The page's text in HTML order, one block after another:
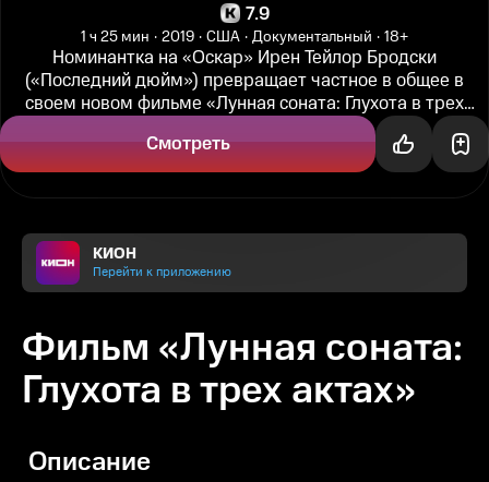
7.9
1 ч 25 мин 2019 США Документальный 18+
Номинантка на «Оскар» Ирен Тейлор Бродски
(«Последний дюйм») превращает частное в общее в
своем новом фильме «Лунная соната: Глухота в трех
актах». Глухота окружала режиссера...
Смотреть
КИОН
Перейти к приложению
Фильм «Лунная соната:
Глухота в трех актах»
Описание